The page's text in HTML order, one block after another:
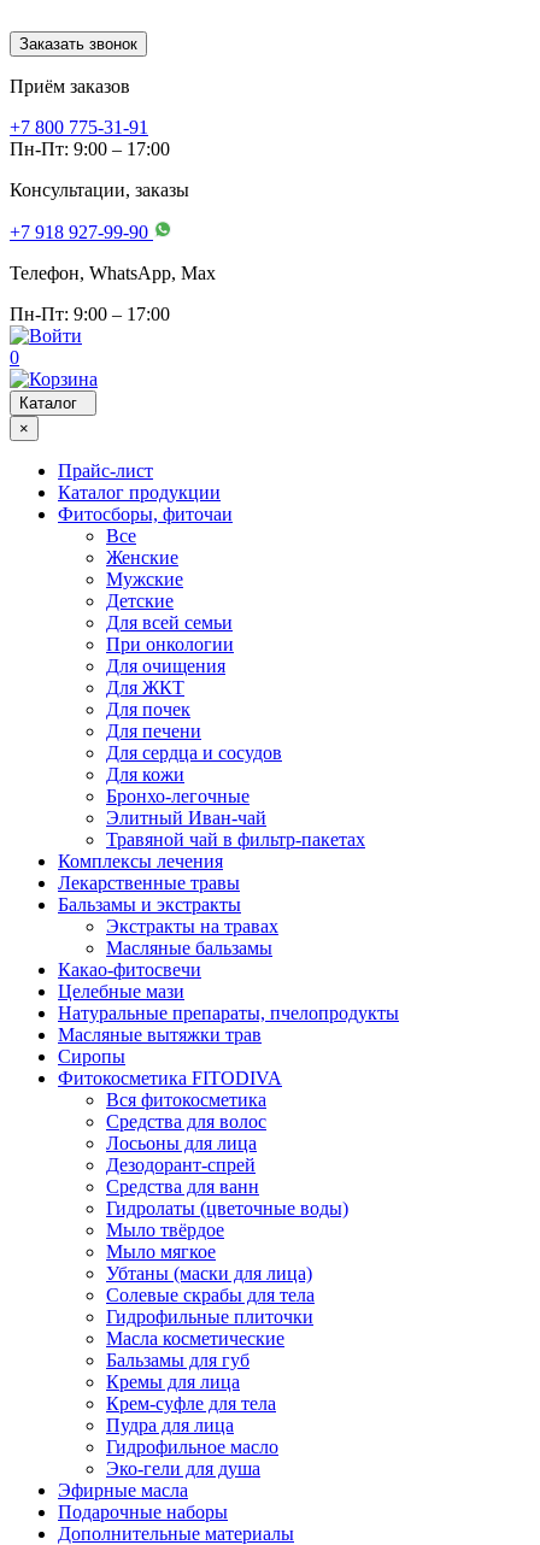
Заказать звонок
Приём заказов
+7 800 775-31-91
Пн-Пт: 9:00 – 17:00
Консультации, заказы
+7 918 927-99-90
Телефон, WhatsApp, Мах
Пн-Пт: 9:00 – 17:00
0
Каталог
×
Прайс-лист
Каталог продукции
Фитосборы, фиточаи
Все
Женские
Мужские
Детские
Для всей семьи
При онкологии
Для очищения
Для ЖКТ
Для почек
Для печени
Для сердца и сосудов
Для кожи
Бронхо-легочные
Элитный Иван-чай
Травяной чай в фильтр-пакетах
Комплексы лечения
Лекарственные травы
Бальзамы и экстракты
Экстракты на травах
Масляные бальзамы
Какао-фитосвечи
Целебные мази
Натуральные препараты, пчелопродукты
Масляные вытяжки трав
Сиропы
Фитокосметика FITODIVA
Вся фитокосметика
Средства для волос
Лосьоны для лица
Дезодорант-спрей
Средства для ванн
Гидролаты (цветочные воды)
Мыло твёрдое
Мыло мягкое
Убтаны (маски для лица)
Солевые скрабы для тела
Гидрофильные плиточки
Масла косметические
Бальзамы для губ
Кремы для лица
Крем-суфле для тела
Пудра для лица
Гидрофильное масло
Эко-гели для душа
Эфирные масла
Подарочные наборы
Дополнительные материалы